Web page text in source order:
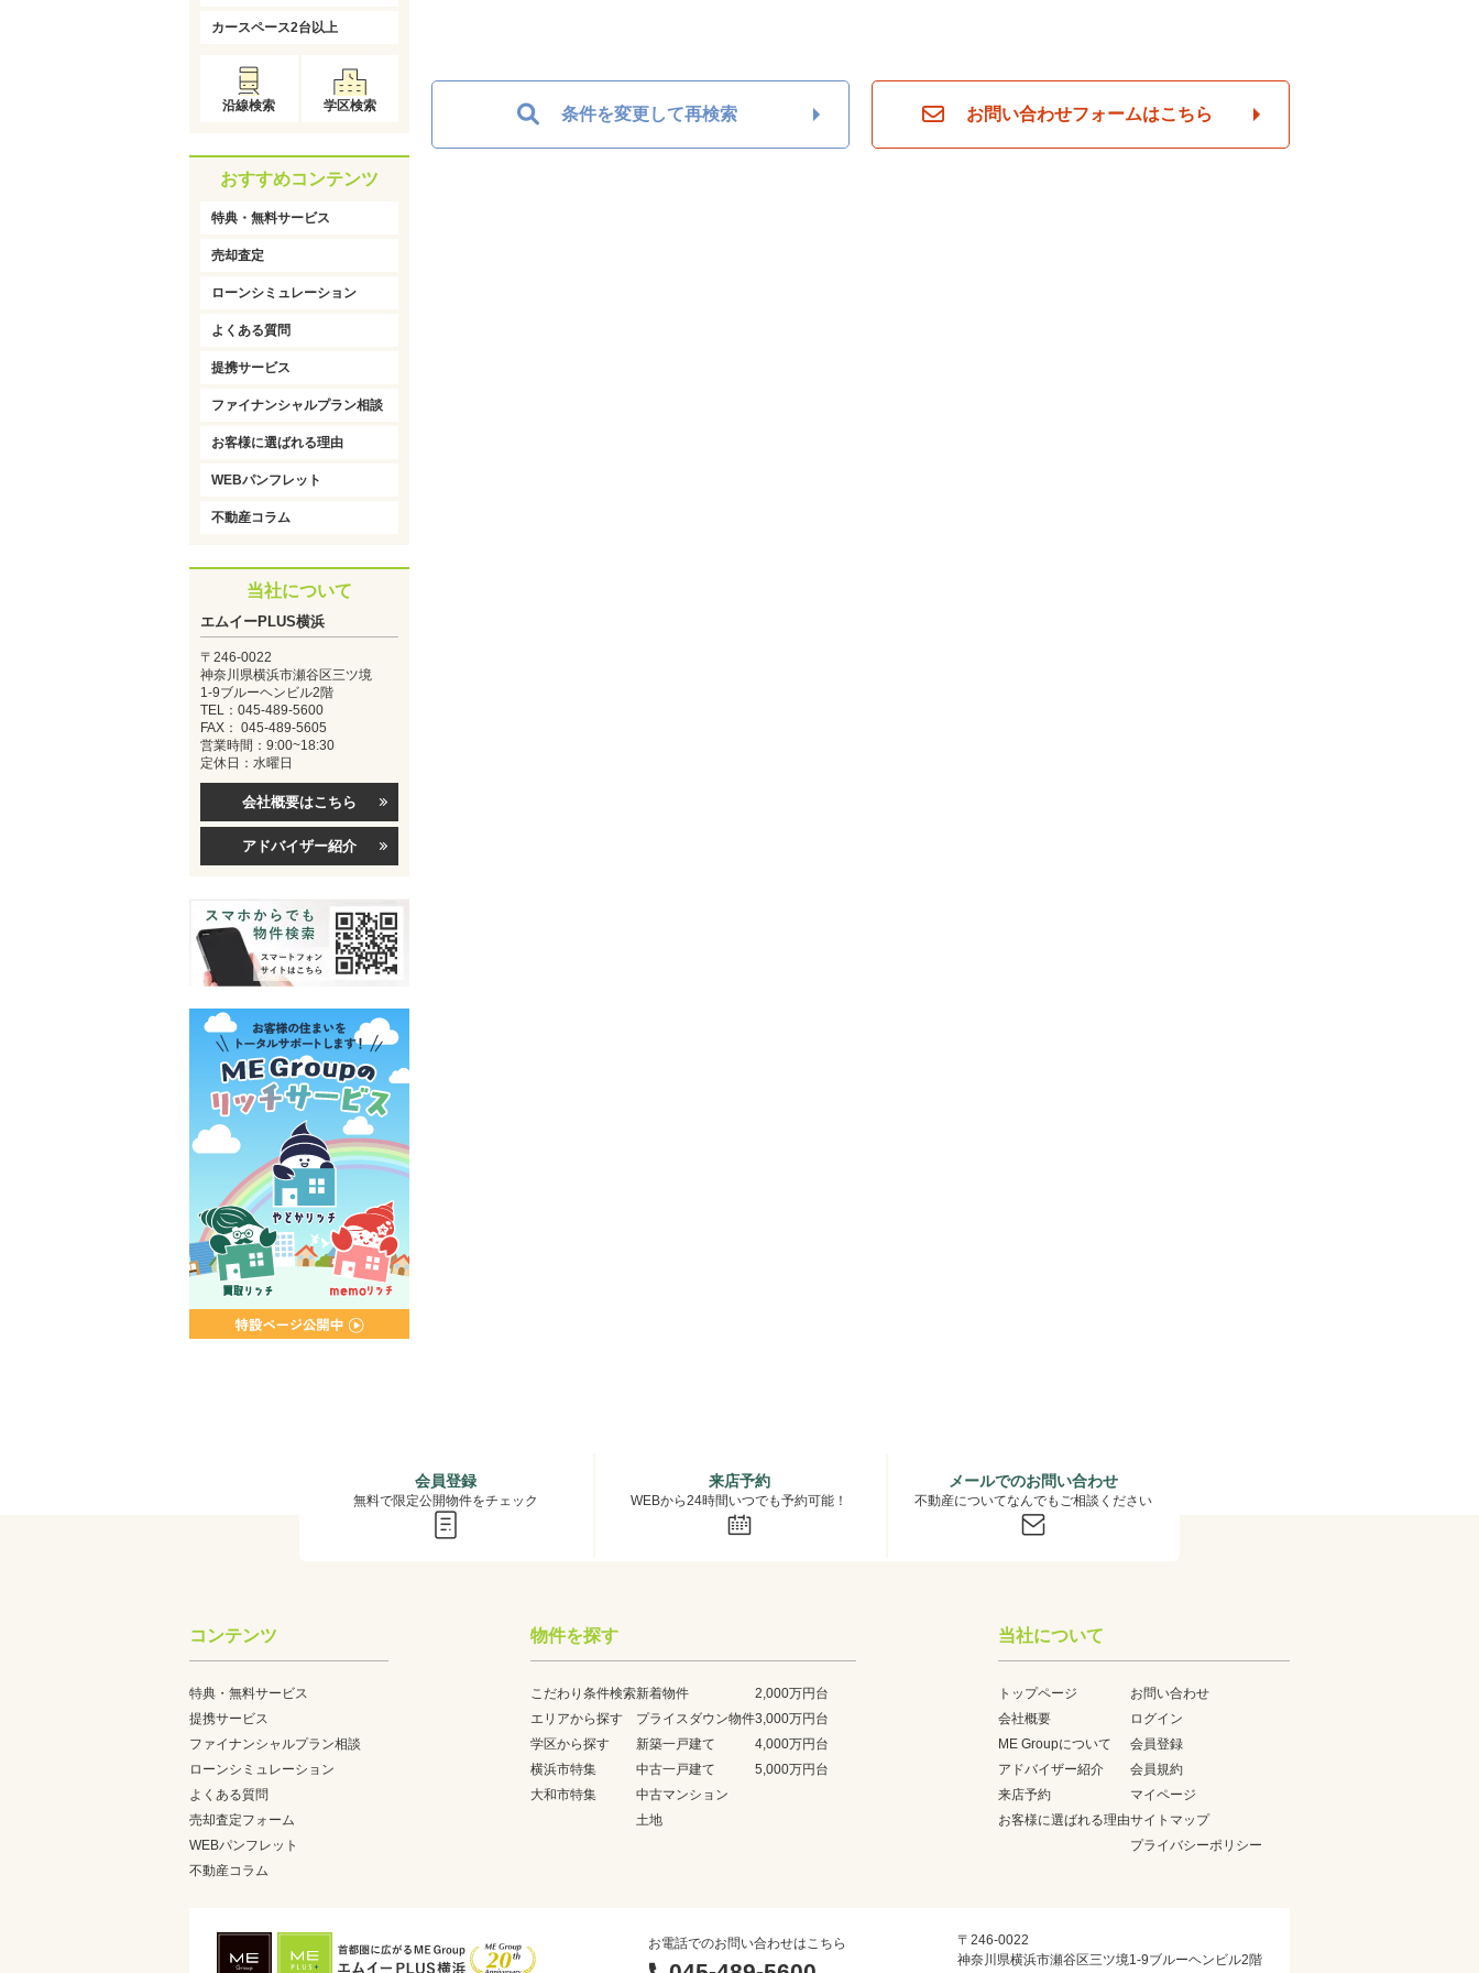
条件を変更して再検索 お問い合わせフォームはこちら
カースペース2台以上
沿線検索 学区検索
おすすめコンテンツ
特典・無料サービス
売却査定
ローンシミュレーション
よくある質問
提携サービス
ファイナンシャルプラン相談
お客様に選ばれる理由
WEBパンフレット
不動産コラム
当社について
エムイーPLUS横浜
〒246-0022
神奈川県横浜市瀬谷区三ツ境
1-9ブルーヘンビル2階
TEL：045-489-5600
FAX： 045-489-5605
営業時間：9:00~18:30
定休日：水曜日
会社概要はこちら
アドバイザー紹介
会員登録
無料で限定公開物件をチェック
来店予約
WEBから24時間いつでも予約可能！
メールでのお問い合わせ
不動産についてなんでもご相談ください
コンテンツ
特典・無料サービス
提携サービス
ファイナンシャルプラン相談
ローンシミュレーション
よくある質問
売却査定フォーム
WEBパンフレット
不動産コラム
物件を探す
こだわり条件検索
エリアから探す
学区から探す
横浜市特集
大和市特集
新着物件
プライスダウン物件
新築一戸建て
中古一戸建て
中古マンション
土地
2,000万円台
3,000万円台
4,000万円台
5,000万円台
当社について
トップページ
会社概要
ME Groupについて
アドバイザー紹介
来店予約
お客様に選ばれる理由
お問い合わせ
ログイン
会員登録
会員規約
マイページ
サイトマップ
プライバシーポリシー
お電話でのお問い合わせはこちら
〒246-0022
神奈川県横浜市瀬谷区三ツ境1-9ブルーヘンビル2階